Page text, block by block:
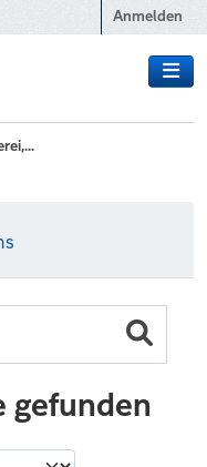
Anmelden
gefunden